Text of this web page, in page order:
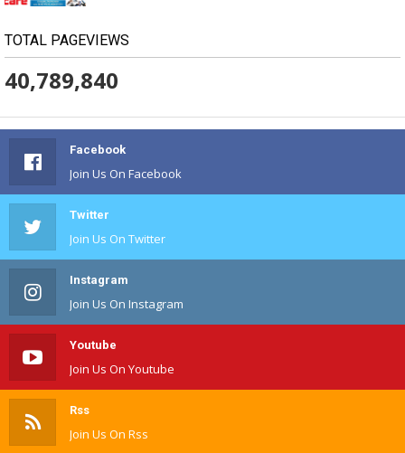
TOTAL PAGEVIEWS
40,789,840
Facebook
Join Us On Facebook
Twitter
Join Us On Twitter
Instagram
Join Us On Instagram
Youtube
Join Us On Youtube
Rss
Join Us On Rss